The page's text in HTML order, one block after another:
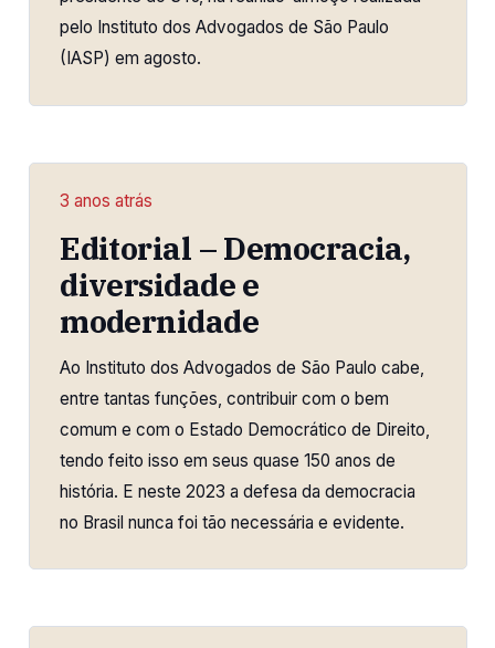
pelo Instituto dos Advogados de São Paulo
(IASP) em agosto.
3 anos atrás
Editorial – Democracia,
diversidade e
modernidade
Ao Instituto dos Advogados de São Paulo cabe,
entre tantas funções, contribuir com o bem
comum e com o Estado Democrático de Direito,
tendo feito isso em seus quase 150 anos de
história. E neste 2023 a defesa da democracia
no Brasil nunca foi tão necessária e evidente.